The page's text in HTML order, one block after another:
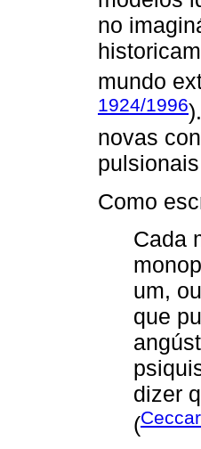
no
mundo
1924/1996
novas
Como
Cada
um,
que
dizer
(